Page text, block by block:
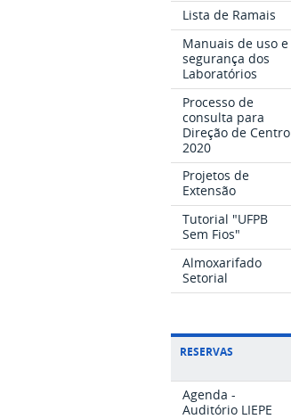
Lista de Ramais
Manuais de uso e
segurança dos
Laboratórios
Processo de
consulta para
Direção de Centro
2020
Projetos de
Extensão
Tutorial "UFPB
Sem Fios"
Almoxarifado
Setorial
RESERVAS
Agenda -
Auditório LIEPE